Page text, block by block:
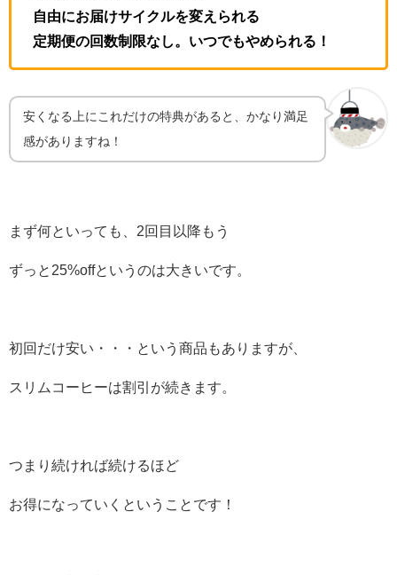
自由にお届けサイクルを変えられる
定期便の回数制限なし。いつでもやめられる！
安くなる上にこれだけの特典があると、かなり満足
感がありますね！
まず何といっても、2回目以降もう
ずっと25%offというのは大きいです。
初回だけ安い・・・という商品もありますが、
スリムコーヒーは割引が続きます。
つまり続ければ続けるほど
お得になっていくということです！